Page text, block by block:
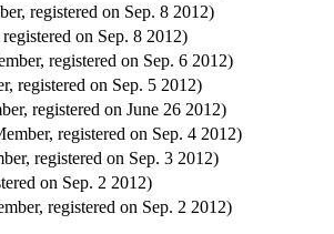
registered on Sep. 8 2012)
on Sep. 8 2012)
registered on Sep. 6 2012)
registered on Sep. 5 2012)
registered on June 26 2012)
registered on Sep. 4 2012)
registered on Sep. 3 2012)
on Sep. 2 2012)
registered on Sep. 2 2012)